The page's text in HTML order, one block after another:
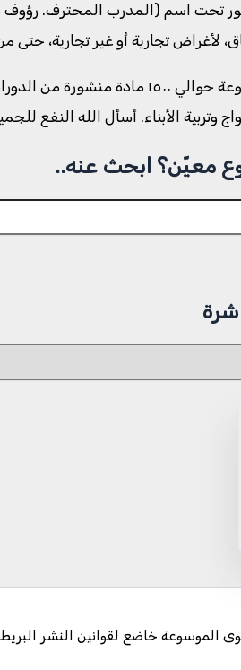
تحت اسم (المدرب المحترف. رؤوف
لأغراض تجارية أو غير تجارية،
بفضل الله تتضمّن الموسوعة
وتربية الأبناء. أسأل الله النفع
معيّن؟ ابحث عنه..
الموسوعة خاضع لقوانين النشر